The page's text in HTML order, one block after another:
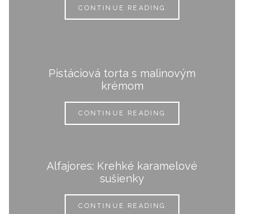
CONTINUE READING
Pistáciová torta s malinovým
krémom
CONTINUE READING
Alfajores: Krehké karamelové
sušienky
CONTINUE READING